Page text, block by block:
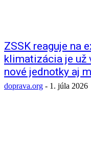
ZSSK reaguje na
klimatizácia je už
nové jednotky aj
doprava.org - 1. júla 2026